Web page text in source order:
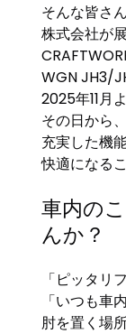
そんな皆さ
株式会社が
WGN JH3/
2025年11月
その日から
充実した機
快適になる
車内の
んか？
「ピッタリ
「いつも車
肘を置く場